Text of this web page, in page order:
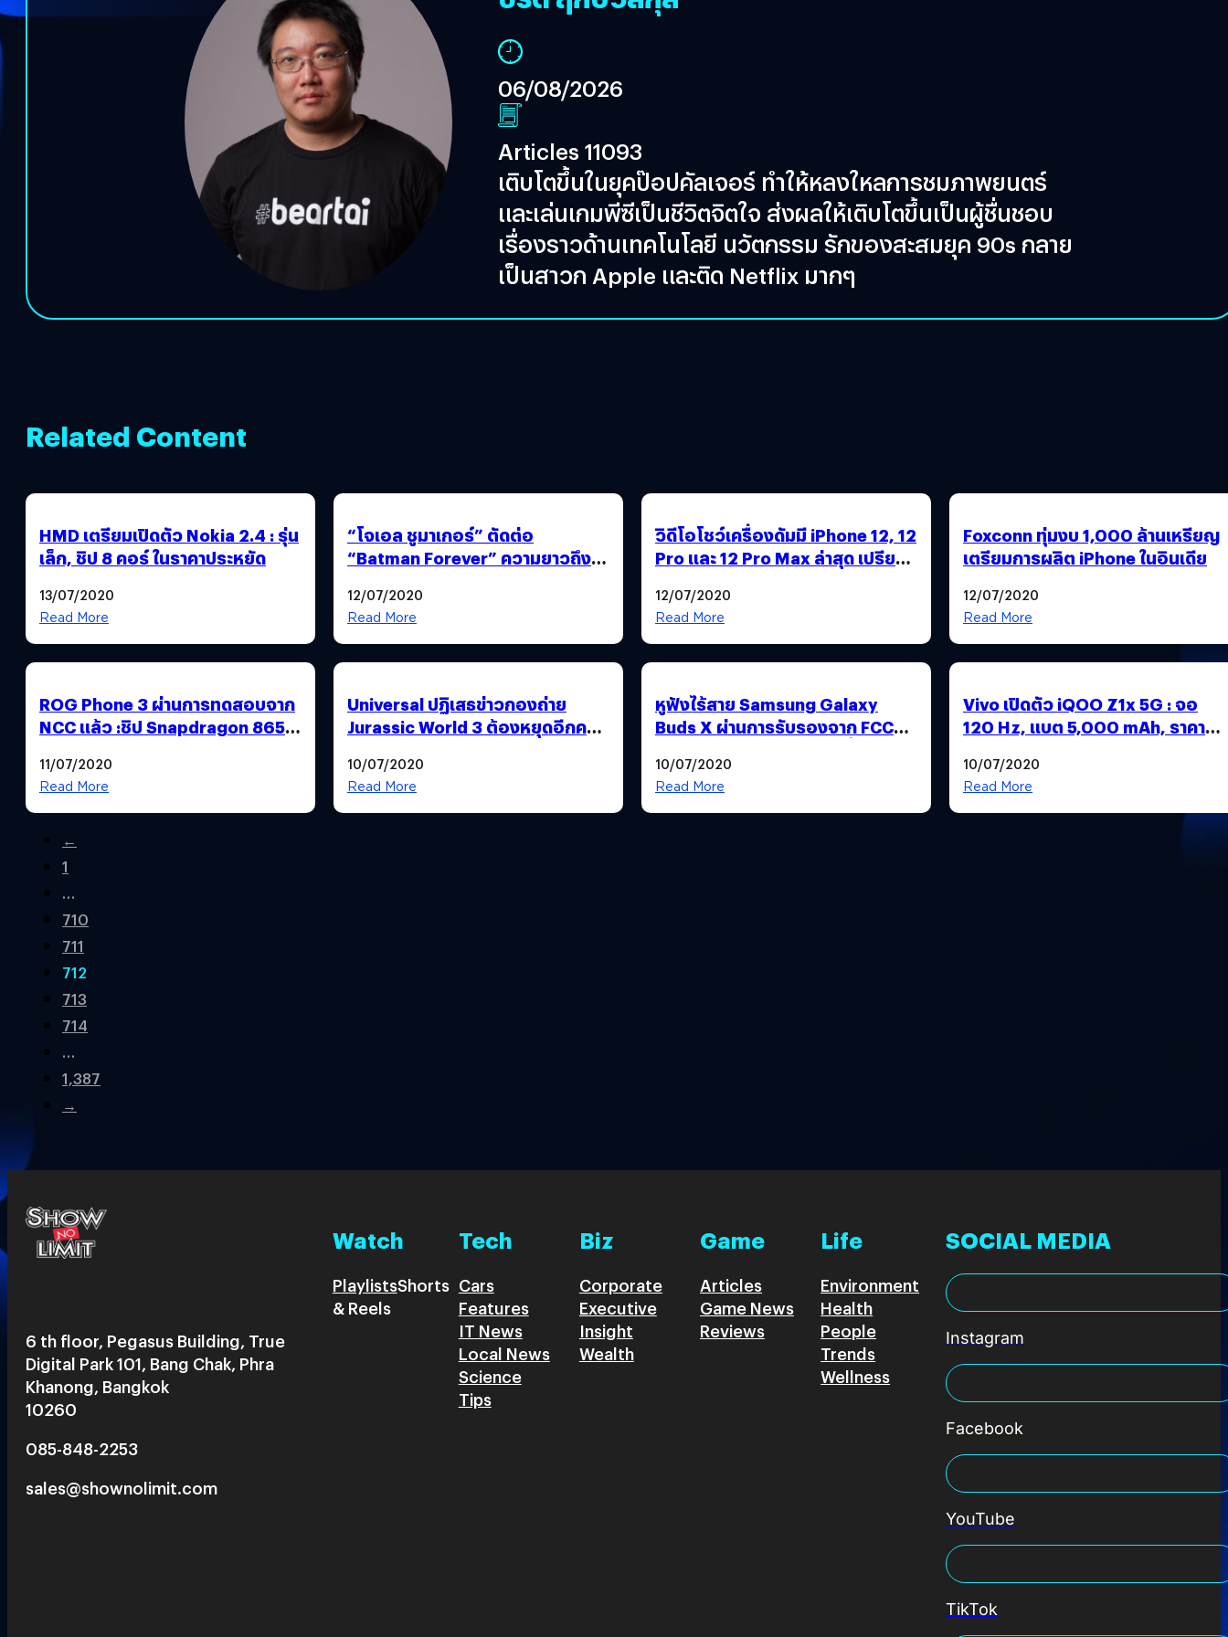
06/08/2026
Articles 11093
เติบโตขึ้นในยุคป๊อปคัลเจอร์ ทำให้หลงใหลการชมภาพยนตร์
และเล่นเกมพีซีเป็นชีวิตจิตใจ ส่งผลให้เติบโตขึ้นเป็นผู้ชื่นชอบ
เรื่องราวด้านเทคโนโลยี นวัตกรรม รักของสะสมยุค 90s กลาย
เป็นสาวก Apple และติด Netflix มากๆ
Related Content
HMD เตรียมเปิดตัว Nokia 2.4 : รุ่น
เล็ก, ชิป 8 คอร์ ในราคาประหยัด
13/07/2020
Read More
“โจเอล ชูมาเกอร์” ตัดต่อ
“Batman Forever” ความยาวถึง 3
ทิ้ง
12/07/2020
Read More
วิดีโอโชว์เครื่องดัมมี iPhone 12, 12
Pro และ 12 Pro Max ล่าสุด เปรียบ
12/07/2020
Read More
Foxconn ทุ่มงบ 1,000 ล้านเหรียญ
เตรียมการผลิต iPhone ในอินเดีย
12/07/2020
Read More
ROG Phone 3 ผ่านการทดสอบจาก
NCC แล้ว :ชิป Snapdragon 865+,
11/07/2020
Read More
Universal ปฏิเสธข่าวกองถ่าย
Jurassic World 3 ต้องหยุดอีกครั้ง
เป็นบวก
10/07/2020
Read More
หูฟังไร้สาย Samsung Galaxy
Buds X ผ่านการรับรองจาก FCC
10/07/2020
Read More
Vivo เปิดตัว iQOO Z1x 5G : จอ
120 Hz, แบต 5,000 mAh, ราคา
10/07/2020
Read More
←
1
…
710
711
712
713
714
…
1,387
→
6 th floor, Pegasus Building, True
Digital Park 101, Bang Chak, Phra
Khanong, Bangkok
10260
085-848-2253
sales@shownolimit.com
Watch
PlaylistsShorts
& Reels
Tech
Cars
Features
IT News
Local News
Science
Tips
Biz
Corporate
Executive
Insight
Wealth
Game
Articles
Game News
Reviews
Life
Environment
Health
People
Trends
Wellness
SOCIAL MEDIA
Instagram
Facebook
YouTube
TikTok